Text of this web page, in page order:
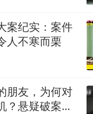
案纪实：案件
人不寒而栗
朋友，为何对
？悬疑破案揭